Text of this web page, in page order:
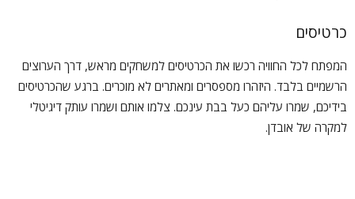
כרטיסים
המפתח לכל החוויה רכשו את הכרטיסים למשחקים מראש, דרך הערוצים
הרשמיים בלבד. היזהרו מספסרים ומאתרים לא מוכרים. ברגע שהכרטיסים
בידיכם, שמרו עליהם כעל בבת עינכם. צלמו אותם ושמרו עותק דיגיטלי
למקרה של אובדן.